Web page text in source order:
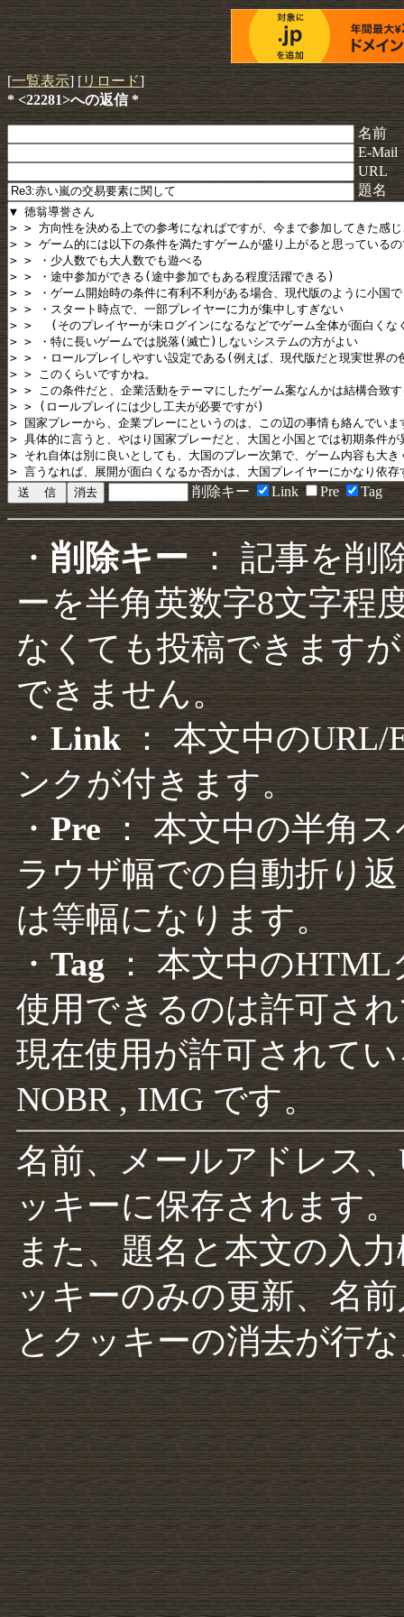
[一覧表示] [リロード]
* <22281>への返信 *
名前
E-Mail
URL
題名
削除キー Link Pre Tag
・削除キー： 記事を削
ーを半角英数字8文字程
なくても投稿できます
できません。
・Link： 本文中のURL/
ンクが付きます。
・Pre： 本文中の半角
ラウザ幅での自動折り
は等幅になります。
・Tag： 本文中のHTML
使用できるのは許可さ
現在使用が許可されて
NOBR , IMG です。
名前、メールアドレス
ッキーに保存されます。
また、題名と本文の入
ッキーのみの更新、名
とクッキーの消去が行